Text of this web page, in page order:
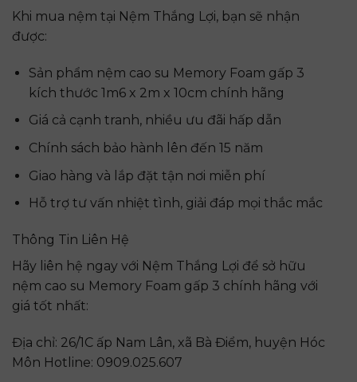
Khi mua nệm tại Nệm Thắng Lợi, bạn sẽ nhận
được:
Sản phẩm nệm cao su Memory Foam gấp 3
kích thước 1m6 x 2m x 10cm chính hãng
Giá cả cạnh tranh, nhiều ưu đãi hấp dẫn
Chính sách bảo hành lên đến 15 năm
Giao hàng và lắp đặt tận nơi miễn phí
Hỗ trợ tư vấn nhiệt tình, giải đáp mọi thắc mắc
Thông Tin Liên Hệ
Hãy liên hệ ngay với Nệm Thắng Lợi để sở hữu
nệm cao su Memory Foam gấp 3 chính hãng với
giá tốt nhất:
Địa chỉ: 26/1C ấp Nam Lân, xã Bà Điểm, huyện Hóc
Môn Hotline: 0909.025.607